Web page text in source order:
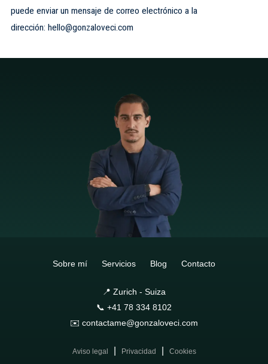
puede enviar un mensaje de correo electrónico a la
dirección: hello@gonzaloveci.com
Sobre mí Servicios Blog Contacto
📍 Zurich - Suiza
📞 +41 78 334 8102
✉️ contactame@gonzaloveci.com
Aviso legal Privacidad Cookies